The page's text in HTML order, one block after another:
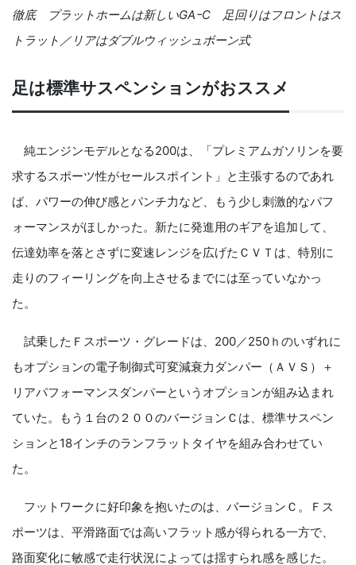
徹底 プラットホームは新しいGAｰC 足回りはフロントはス
トラット／リアはダブルウィッシュボーン式
足は標準サスペンションがおススメ
純エンジンモデルとなる200は、「プレミアムガソリンを要
求するスポーツ性がセールスポイント」と主張するのであれ
ば、パワーの伸び感とパンチ力など、もう少し刺激的なパフ
ォーマンスがほしかった。新たに発進用のギアを追加して、
伝達効率を落とさずに変速レンジを広げたＣＶＴは、特別に
走りのフィーリングを向上させるまでには至っていなかっ
た。
試乗したＦスポーツ・グレードは、200／250ｈのいずれに
もオプションの電子制御式可変減衰力ダンパー（ＡＶＳ）＋
リアパフォーマンスダンパーというオプションが組み込まれ
ていた。もう１台の２００のバージョンＣは、標準サスペン
ションと18インチのランフラットタイヤを組み合わせてい
た。
フットワークに好印象を抱いたのは、バージョンＣ。Ｆス
ポーツは、平滑路面では高いフラット感が得られる一方で、
路面変化に敏感で走行状況によっては揺すられ感を感じた。